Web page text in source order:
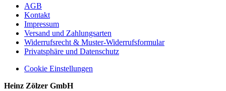
AGB
Kontakt
Impressum
Versand und Zahlungsarten
Widerrufsrecht & Muster-Widerrufsformular
Privatsphäre und Datenschutz
Cookie Einstellungen
Heinz Zölzer GmbH